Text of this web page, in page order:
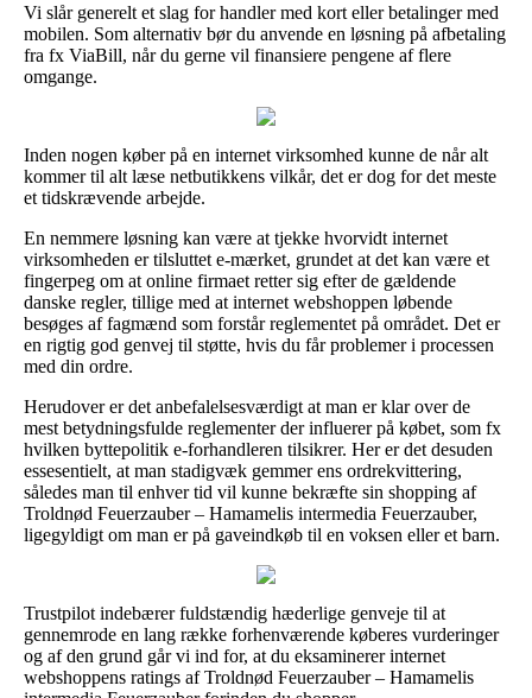
Vi slår generelt et slag for handler med kort eller betalinger med
mobilen. Som alternativ bør du anvende en løsning på afbetaling
fra fx ViaBill, når du gerne vil finansiere pengene af flere
omgange.
Inden nogen køber på en internet virksomhed kunne de når alt
kommer til alt læse netbutikkens vilkår, det er dog for det meste
et tidskrævende arbejde.
En nemmere løsning kan være at tjekke hvorvidt internet
virksomheden er tilsluttet e-mærket, grundet at det kan være et
fingerpeg om at online firmaet retter sig efter de gældende
danske regler, tillige med at internet webshoppen løbende
besøges af fagmænd som forstår reglementet på området. Det er
en rigtig god genvej til støtte, hvis du får problemer i processen
med din ordre.
Herudover er det anbefalelsesværdigt at man er klar over de
mest betydningsfulde reglementer der influerer på købet, som fx
hvilken byttepolitik e-forhandleren tilsikrer. Her er det desuden
essesentielt, at man stadigvæk gemmer ens ordrekvittering,
således man til enhver tid vil kunne bekræfte sin shopping af
Troldnød Feuerzauber – Hamamelis intermedia Feuerzauber,
ligegyldigt om man er på gaveindkøb til en voksen eller et barn.
Trustpilot indebærer fuldstændig hæderlige genveje til at
gennemrode en lang række forhenværende køberes vurderinger
og af den grund går vi ind for, at du eksaminerer internet
webshoppens ratings af Troldnød Feuerzauber – Hamamelis